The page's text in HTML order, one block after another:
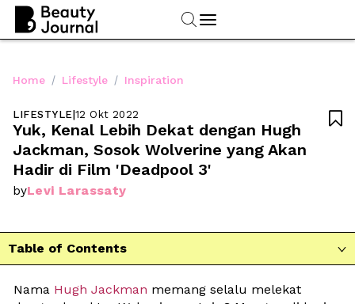
Home / Lifestyle / Inspiration
LIFESTYLE|12 Okt 2022
Yuk, Kenal Lebih Dekat dengan Hugh
Jackman, Sosok Wolverine yang Akan
Hadir di Film 'Deadpool 3'
byLevi Larassaty

Table of Contents 
Nama Hugh Jackman memang selalu melekat